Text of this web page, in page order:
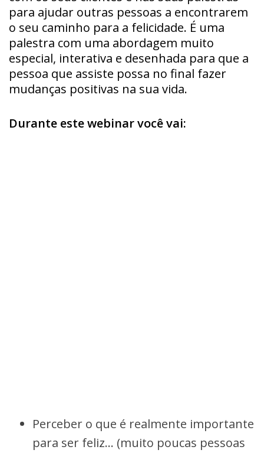
para ajudar outras pessoas a encontrarem
o seu caminho para a felicidade. É uma
palestra com uma abordagem muito
especial, interativa e desenhada para que a
pessoa que assiste possa no final fazer
mudanças positivas na sua vida.
Durante este webinar você vai:
Perceber o que é realmente importante
para ser feliz… (muito poucas pessoas